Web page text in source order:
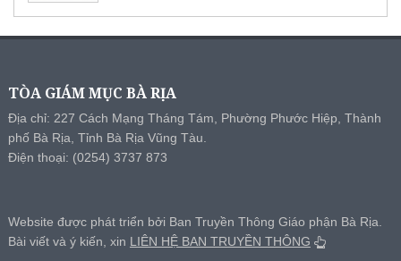
TÒA GIÁM MỤC BÀ RỊA
Địa chỉ: 227 Cách Mạng Tháng Tám, Phường Phước Hiệp, Thành
phố Bà Rịa, Tỉnh Bà Rịa Vũng Tàu.
Điện thoại: (0254) 3737 873
Website được phát triển bởi Ban Truyền Thông Giáo phận Bà Rịa.
Bài viết và ý kiến, xin LIÊN HỆ BAN TRUYỀN THÔNG